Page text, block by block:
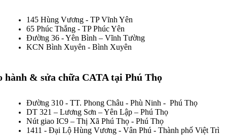
145 Hùng Vương - TP Vĩnh Yên
65 Phúc Thắng - TP Phúc Yên
Đường 36 - Yên Bình – Vĩnh Tường
KCN Bình Xuyên - Bình Xuyên
hành & sửa chữa CATA tại Phú Thọ
Đường 310 - TT. Phong Châu - Phù Ninh - Phú Thọ
DT 321 – Lương Sơn – Yên Lập – Phú Thọ
Nút giao IC9 – Thị Xã Phú Thọ - Phú Thọ
1411 - Đại Lộ Hùng Vương - Vân Phú - Thành phố Việt Trì